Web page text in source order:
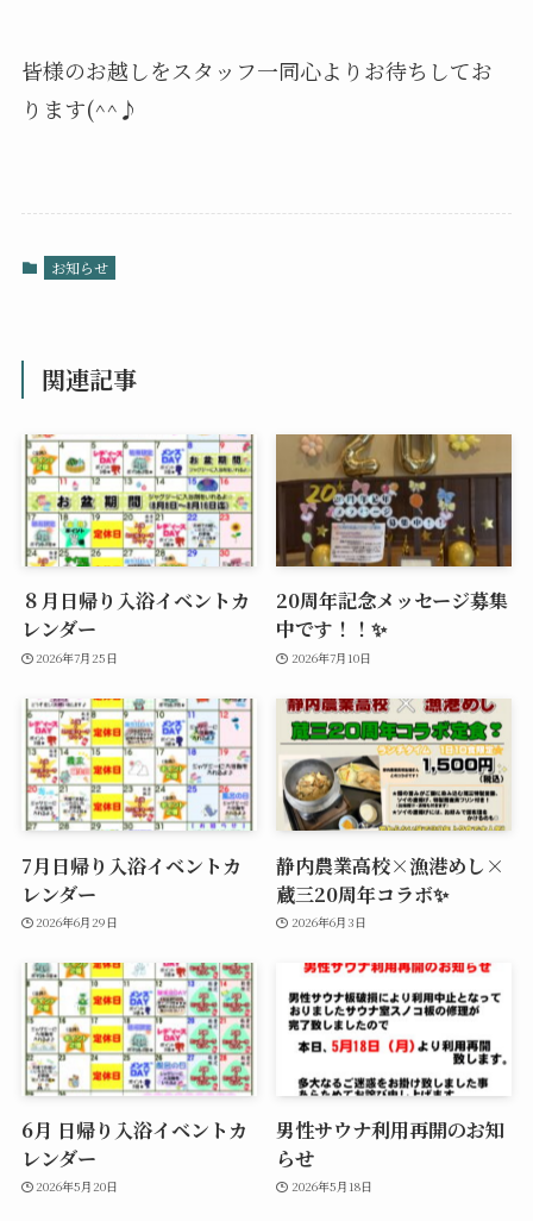
皆様のお越しをスタッフ一同心よりお待ちしてお
ります(^^♪
お知らせ
関連記事
８月日帰り入浴イベントカ
レンダー
2026年7月25日
20周年記念メッセージ募集
中です！！✨
2026年7月10日
7月日帰り入浴イベントカ
レンダー
2026年6月29日
静内農業高校×漁港めし×
蔵三20周年コラボ✨
2026年6月3日
6月 日帰り入浴イベントカ
レンダー
2026年5月20日
男性サウナ利用再開のお知
らせ
2026年5月18日